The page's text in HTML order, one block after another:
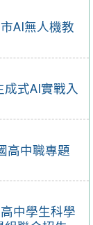
AI無人機教
式AI實戰入
高中職專題
中學生科學